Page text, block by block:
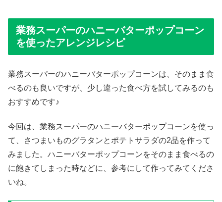
業務スーパーのハニーバターポップコーン
を使ったアレンジレシピ
業務スーパーのハニーバターポップコーンは、そのまま食
べるのも良いですが、少し違った食べ方を試してみるのも
おすすめです♪
今回は、業務スーパーのハニーバターポップコーンを使っ
て、さつまいものグラタンとポテトサラダの2品を作って
みました。ハニーバターポップコーンをそのまま食べるの
に飽きてしまった時などに、参考にして作ってみてくださ
いね。